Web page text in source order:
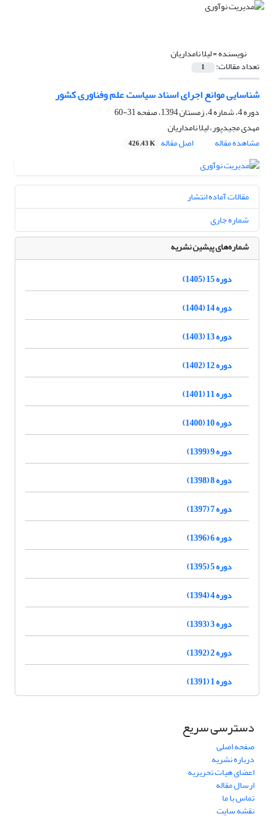
نویسنده =لیلا نامداریان
تعداد مقالات: 1
شناسایی موانع اجرای اسناد سیاست علم وفناوری کشور
دوره 4، شماره 4، زمستان 1394، صفحه
31-60
مهدی مجیدپور، لیلا نامداریان
مشاهده مقاله
اصل مقاله 426.43 K
مقالات آماده انتشار
شماره جاری
شماره‌های پیشین نشریه
دوره 15 (1405)
دوره 14 (1404)
دوره 13 (1403)
دوره 12 (1402)
دوره 11 (1401)
دوره 10 (1400)
دوره 9 (1399)
دوره 8 (1398)
دوره 7 (1397)
دوره 6 (1396)
دوره 5 (1395)
دوره 4 (1394)
دوره 3 (1393)
دوره 2 (1392)
دوره 1 (1391)
دسترسی سریع
صفحه اصلی
درباره نشریه
اعضای هیات تحریریه
ارسال مقاله
تماس با ما
نقشه سایت